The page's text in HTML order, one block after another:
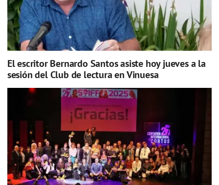
El escritor Bernardo Santos asiste hoy jueves a la
sesión del Club de lectura en Vinuesa